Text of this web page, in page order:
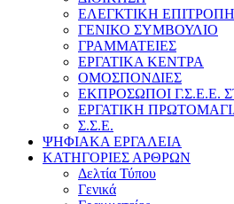
ΕΛΕΓΚΤΙΚΗ ΕΠΙΤΡΟΠΗ
ΓΕΝΙΚΟ ΣΥΜΒΟΥΛΙΟ
ΓΡΑΜΜΑΤΕΙΕΣ
ΕΡΓΑΤΙΚΑ ΚΕΝΤΡΑ
ΟΜΟΣΠΟΝΔΙΕΣ
ΕΚΠΡΟΣΩΠΟΙ Γ.Σ.Ε.Ε.
ΕΡΓΑΤΙΚΗ
Σ.Σ.Ε.
ΨΗΦΙΑΚΑ ΕΡΓΑΛΕΙΑ
ΚΑΤΗΓΟΡΙΕΣ ΑΡΘΡΩΝ
Δελτία Τύπου
Γενικά